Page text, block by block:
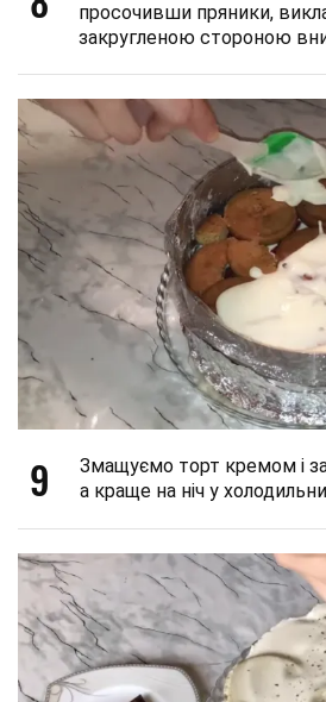
просочивши пряники,
закругленою стороною
9
Змащуємо торт кремом і
а краще на ніч у